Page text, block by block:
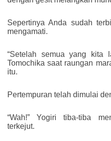
Sepertinya Anda sudah
mengamati.
“Setelah semua yang kita
Tomochika saat raungan
itu.
Pertempuran telah dimulai
“Wah!” Yogiri tiba-tiba
terkejut.